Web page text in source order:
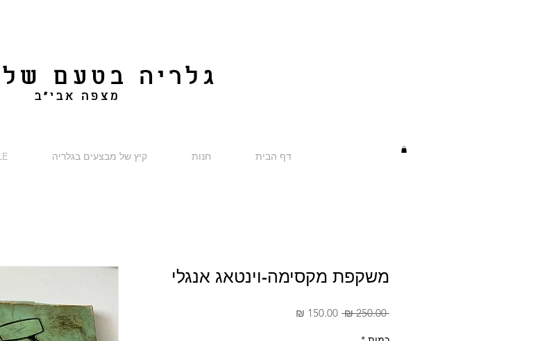
גלריה בטעם
מצפה אבי"ב
קיץ של מבצעים בגלריה חנות דף הבית
משקפת מקסימה-וינטאג אנגלי
‏250.00 ‏₪
מחיר